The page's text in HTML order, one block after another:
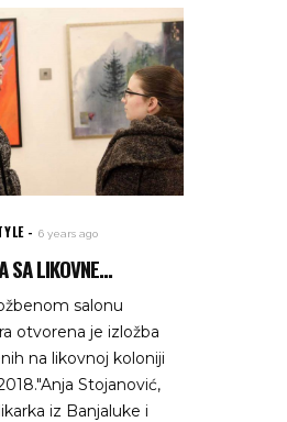
6 years ago
SA LIKOVNE...
salonu
otvorena je izložba
na likovnoj koloniji
Stojanović,
iz Banjaluke i